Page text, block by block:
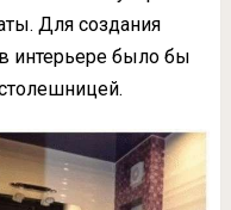
Для создания
интерьере было бы